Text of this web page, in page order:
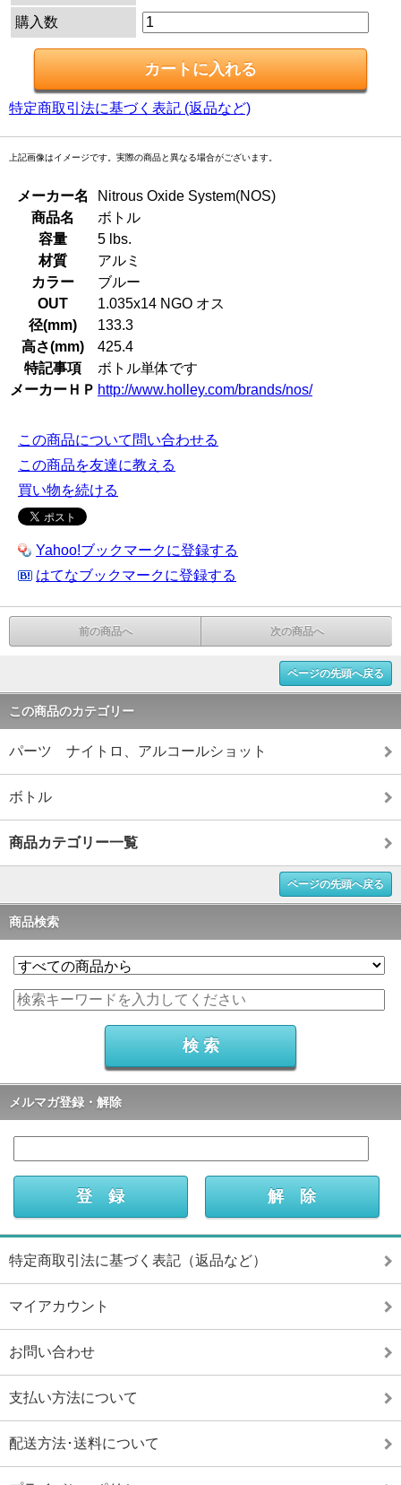
購入数
特定商取引法に基づく表記 (返品など)
上記画像はイメージです。実際の商品と異なる場合がございます。
メーカー名
Nitrous Oxide System(NOS)
商品名
ボトル
容量
5 lbs.
材質
アルミ
カラー
ブルー
OUT
1.035x14 NGO オス
径(mm)
133.3
高さ(mm)
425.4
特記事項
ボトル単体です
メーカーＨＰ http://www.holley.com/brands/nos/
この商品について問い合わせる
この商品を友達に教える
買い物を続ける
Yahoo!ブックマークに登録する
はてなブックマークに登録する
前の商品へ 次の商品へ
ページの先頭へ戻る
この商品のカテゴリー
パーツ ナイトロ、アルコールショット
ボトル
商品カテゴリー一覧
ページの先頭へ戻る
商品検索
メルマガ登録・解除
特定商取引法に基づく表記（返品など）
マイアカウント
お問い合わせ
支払い方法について
配送方法･送料について